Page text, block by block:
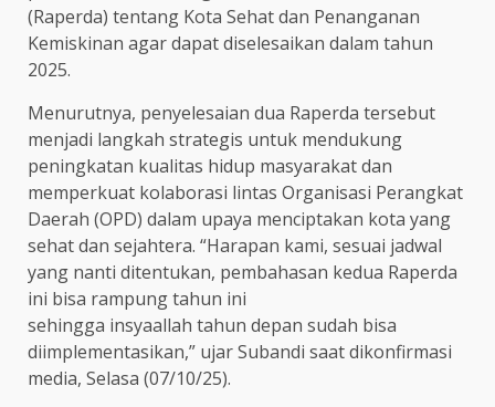
(Raperda) tentang Kota Sehat dan Penanganan
Kemiskinan agar dapat diselesaikan dalam tahun
2025.
Menurutnya, penyelesaian dua Raperda tersebut
menjadi langkah strategis untuk mendukung
peningkatan kualitas hidup masyarakat dan
memperkuat kolaborasi lintas Organisasi Perangkat
Daerah (OPD) dalam upaya menciptakan kota yang
sehat dan sejahtera. “Harapan kami, sesuai jadwal
yang nanti ditentukan, pembahasan kedua Raperda
ini bisa rampung tahun ini
sehingga insyaallah tahun depan sudah bisa
diimplementasikan,” ujar Subandi saat dikonfirmasi
media, Selasa (07/10/25).